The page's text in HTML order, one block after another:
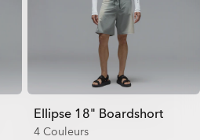
Ellipse 18" Boardshort
4 Couleurs